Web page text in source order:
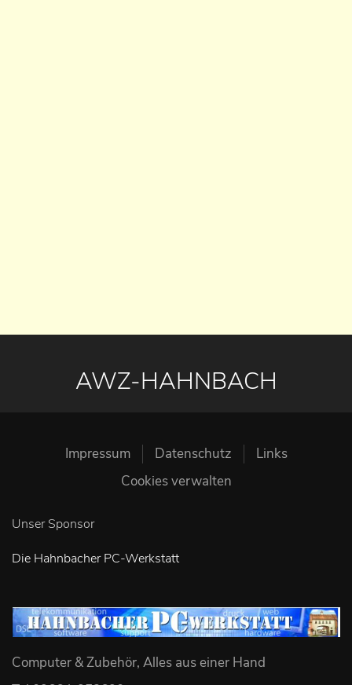
AWZ-HAHNBACH
Impressum Datenschutz
Links
Cookies verwalten
Unser Sponsor
Die Hahnbacher PC-Werkstatt
Computer & Zubehör, Alles aus einer Hand